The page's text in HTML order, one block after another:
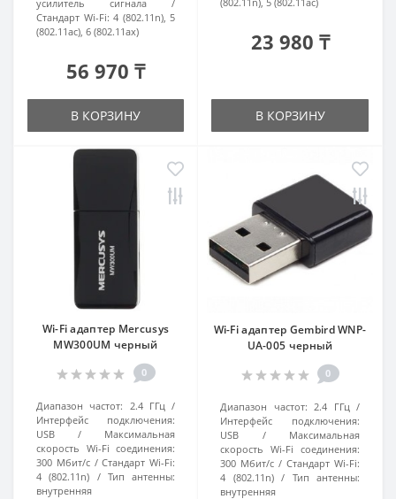
усилитель сигнала
Стандарт Wi-Fi: 4 (802.11n), 5
(802.11ac), 6 (802.11ax)
56 970 ₸
В КОРЗИНУ
23 980 ₸
В КОРЗИНУ
Wi-Fi адаптер Mercusys
MW300UM черный
0
Диапазон частот: 2.4 ГГц
Интерфейс подключения:
USB
Максимальная
скорость Wi-Fi соединения:
300 Мбит/с
Стандарт Wi-Fi:
4 (802.11n)
Тип антенны:
внутренняя
Wi-Fi адаптер Gembird WNP-
UA-005 черный
0
Диапазон частот: 2.4 ГГц
Интерфейс подключения:
USB
Максимальная
скорость Wi-Fi соединения:
300 Мбит/с
Стандарт Wi-Fi:
4 (802.11n)
Тип антенны:
внутренняя